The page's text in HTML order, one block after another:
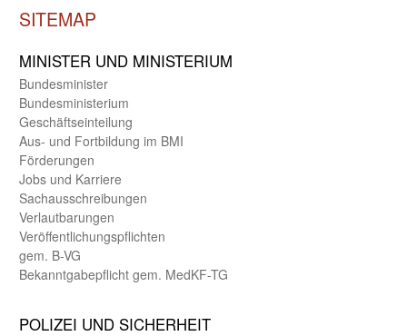
SITEMAP
MINISTER UND MINIST­ERIUM
Bundes­minister
Bundes­ministerium
Geschäfts­einteilung
Aus- und Fortbildung im BMI
Förderungen
Jobs und Karriere
Sachaus­schreibungen
Verlautbarungen
Veröffentlichungspflichten
gem. B-VG
Bekanntgabepflicht gem. MedKF-TG
POLIZEI UND SICHER­HEIT